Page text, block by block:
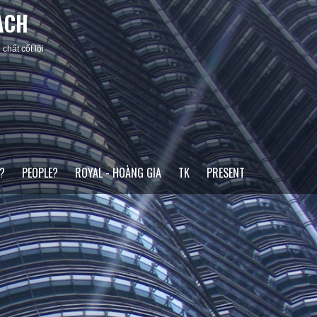
chất cốt lõi
PEOPLE? ROYAL - HOÀNG GIA TK PRESENT